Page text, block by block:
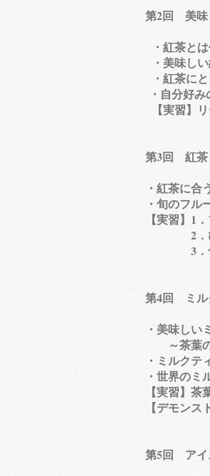
第2回 美味
・紅茶と
・美味し
・紅茶に
・自分好
【実習】
第3回 紅茶
・紅茶に合
・旬のフ
【実習】1
2．ひと
3．旬の
第4回 ミル
・美味しい
～茶葉の
・ミルク
・世界の
【実習】
【デモン
第5回 アイ